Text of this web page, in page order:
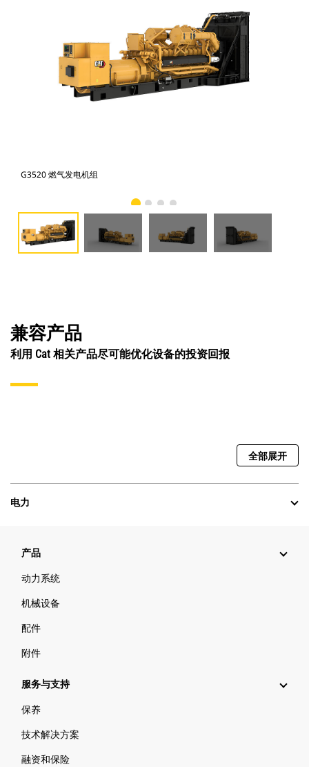
G3520 燃气发电机组
兼容产品
利用 Cat 相关产品尽可能优化设备的投资回报
全部展开
电力
产品
动力系统
机械设备
配件
附件
服务与支持
保养
技术解决方案
融资和保险